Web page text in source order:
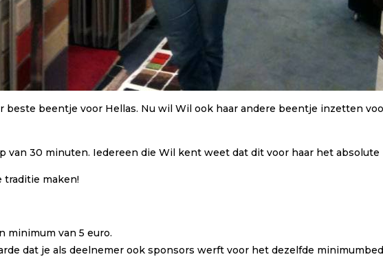
beste beentje voor Hellas. Nu wil Wil ook haar andere beentje inzetten
van 30 minuten. Iedereen die Wil kent weet dat dit voor haar het absolute
traditie maken!
minimum van 5 euro.
dat je als deelnemer ook sponsors werft voor het dezelfde